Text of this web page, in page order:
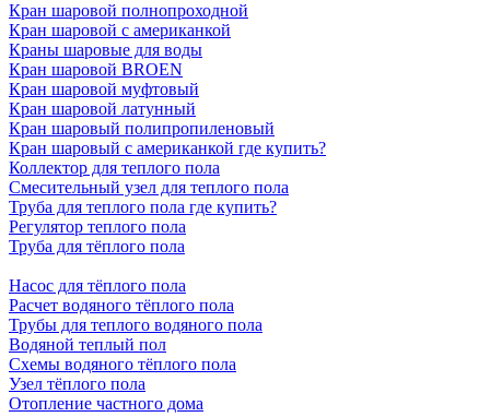
Кран шаровой полнопроходной
Кран шаровой с американкой
Краны шаровые для воды
Кран шаровой BROEN
Кран шаровой муфтовый
Кран шаровой латунный
Кран шаровый полипропиленовый
Кран шаровый с американкой где купить?
Коллектор для теплого пола
Смесительный узел для теплого пола
Труба для теплого пола где купить?
Регулятор теплого пола
Труба для тёплого пола
Насос для тёплого пола
Расчет водяного тёплого пола
Трубы для теплого водяного пола
Водяной теплый пол
Схемы водяного тёплого пола
Узел тёплого пола
Отопление частного дома